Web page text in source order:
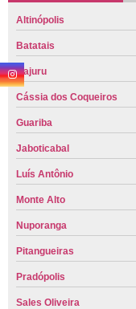
Altinópolis
Batatais
Cajuru
Cássia dos Coqueiros
Guariba
Jaboticabal
Luís Antônio
Monte Alto
Nuporanga
Pitangueiras
Pradópolis
Sales Oliveira